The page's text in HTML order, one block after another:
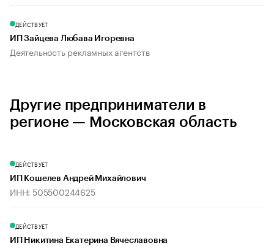
ДЕЙСТВУЕТ
ИП Зайцева Любава Игоревна
Деятельность рекламных агентств
Другие предприниматели в
регионе — Московская область
ДЕЙСТВУЕТ
ИП Кошелев Андрей Михайлович
ИНН: 505500244625
ДЕЙСТВУЕТ
ИП Никитина Екатерина Вячеславовна